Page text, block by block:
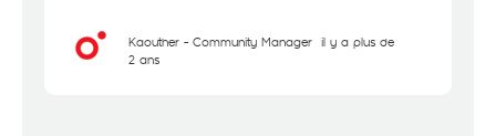
Kaouther - Community Manager il y a plus de
2 ans